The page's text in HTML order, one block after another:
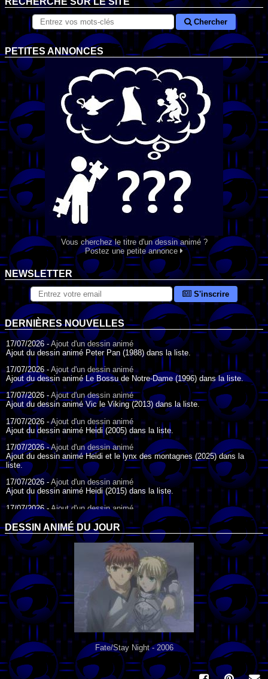
Chercher
PETITES ANNONCES
Vous cherchez le titre d'un dessin animé ?
Postez une petite annonce
NEWSLETTER
S'inscrire
DERNIÈRES NOUVELLES
17/07/2026 -Ajout d'un dessin animé
Ajout du dessin animé Peter Pan (1988) dans la liste.
17/07/2026 -Ajout d'un dessin animé
Ajout du dessin animé Le Bossu de Notre-Dame (1996) dans la liste.
17/07/2026 - Ajout d'un dessin animé
Ajout du dessin animé Vic le Viking (2013) dans la liste.
17/07/2026 -Ajout d'un dessin animé
Ajout du dessin animé Heidi (2005) dans la liste.
17/07/2026 -Ajout d'un dessin animé
Ajout du dessin animé Heidi et le lynx des montagnes (2025) dans la
liste.
17/07/2026 -Ajout d'un dessin animé
Ajout du dessin animé Heidi (2015) dans la liste.
17/07/2026 - Ajout d'un dessin animé
Ajout du dessin animé Heidi (1995) dans la liste.
09/07/2026 -Ajout d'un dessin animé
Ajout du dessin animé Genki l'Aventurier de la Chance (2006) dans la
liste.
04/07/2026 -
Ajout d'un dessin animé
Ajout du dessin animé Vilain Petit Canard (2000) dans la liste.
04/07/2026 -
Ajout d'un dessin animé
Ajout du dessin animé Le Noël du vilain petit canard (2003) dans la liste.
DESSIN ANIMÉ DU JOUR
Fate/Stay Night - 2006